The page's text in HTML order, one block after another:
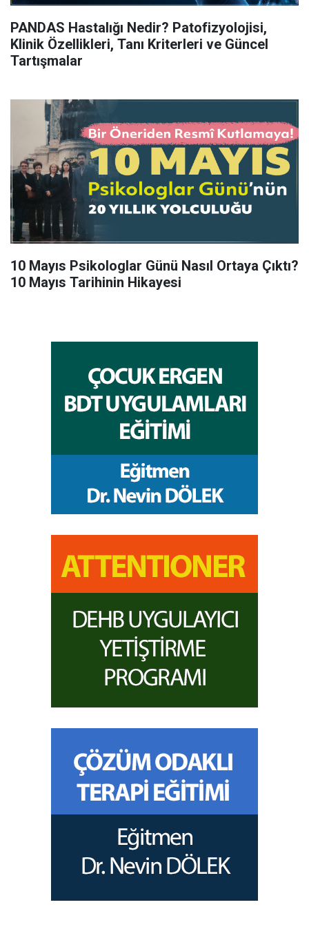
PANDAS Hastalığı Nedir? Patofizyolojisi,
Klinik Özellikleri, Tanı Kriterleri ve Güncel
Tartışmalar
10 Mayıs Psikologlar Günü Nasıl Ortaya Çıktı?
10 Mayıs Tarihinin Hikayesi